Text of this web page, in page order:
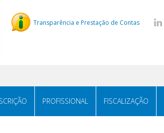
Transparência e Prestação de Contas
PROFISSIONAL FISCALIZAÇÃO